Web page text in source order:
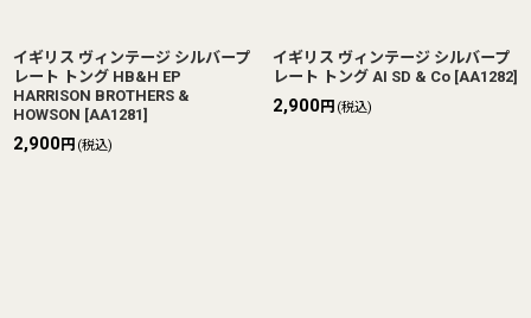
イギリス ヴィンテージ シルバープ
レート トング HB&H EP
HARRISON BROTHERS &
HOWSON [AA1281]
2,900円 (税込)
イギリス ヴィンテージ シルバープ
レート トング AI SD & Co [AA1282]
2,900円 (税込)